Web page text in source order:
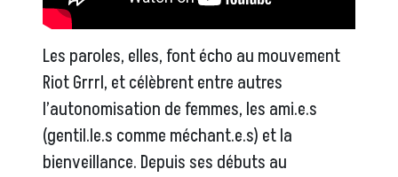
Les paroles, elles, font écho au mouvement
Riot Grrrl, et célèbrent entre autres
l’autonomisation de femmes, les ami.e.s
(gentil.le.s comme méchant.e.s) et la
bienveillance. Depuis ses débuts au